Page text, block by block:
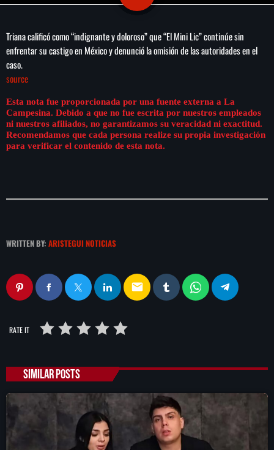
play_arrow LA CAMPESINA 104.5 FM
play_arrow
INICIO
COMUNÍCATE
HISTORIA
SEARCH
NOTAS
Triana calificó como “indignante y doloroso” que “El Mini Lic” continúe sin
enfrentar su castigo en México y denunció la omisión de las autoridades en el
caso.
source
Esta nota fue proporcionada por una fuente externa a La
Campesina. Debido a que no fue escrita por nuestros empleados
ni nuestros afiliados, no garantizamos su veracidad ni exactitud.
Recomendamos que cada persona realize su propia investigación
para verificar el contenido de esta nota.
WRITTEN BY: ARISTEGUI NOTICIAS
email
RATE IT
SIMILAR POSTS